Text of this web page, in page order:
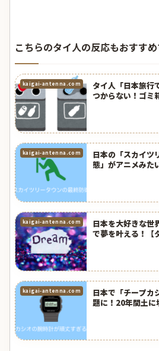
こちらのタイ人の反応もおすす
kaigai-antenna.com
タイ人「日本旅行
つからない！ゴミ
kaigai-antenna.com
日本の「スカイツ
態」がアニメみた
kaigai-antenna.com
日本を大好きな
で夢を叶える！【
kaigai-antenna.com
日本で「チープカ
題に！20年間土に